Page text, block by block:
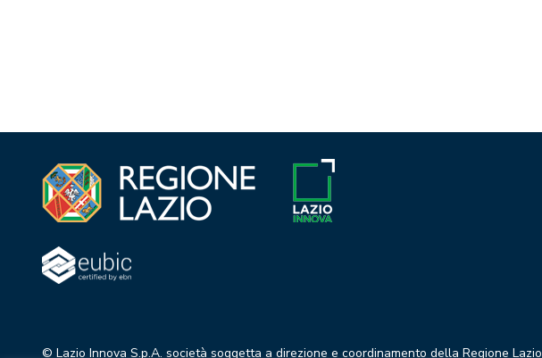
© Lazio Innova S.p.A. società soggetta a direzione e coordinamento della Regione Lazio